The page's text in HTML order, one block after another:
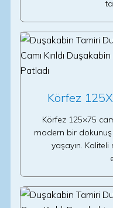
Körfez
Körfez 125×75
modern bir dokunuş
yaşayın.